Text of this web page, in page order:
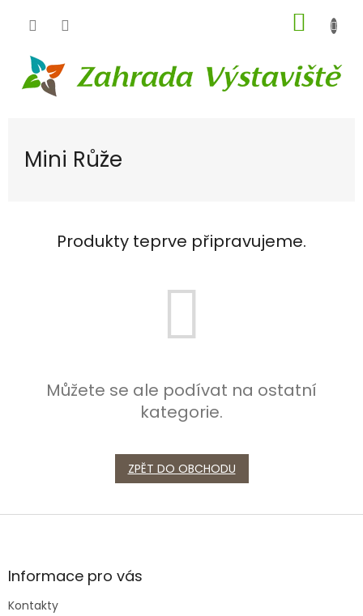
KOŠÍK
Mini Růže
Produkty teprve připravujeme.
Můžete se ale podívat na ostatní
kategorie.
ZPĚT DO OBCHODU
Z
aInformace pro vás
Kontakty